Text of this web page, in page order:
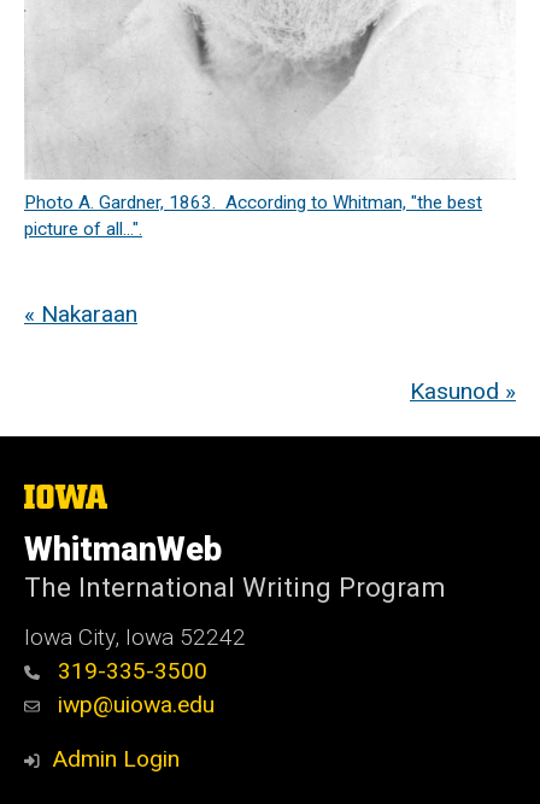
Photo A. Gardner, 1863. According to Whitman, "the best
picture of all...".
« Nakaraan
Kasunod »
The
of
Iowa
WhitmanWeb
The International Writing Program
Iowa City, Iowa 52242
319-335-3500
iwp@uiowa.edu
Admin Login